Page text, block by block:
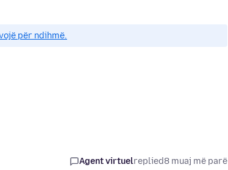
për ndihmë.
Agent virtuelreplied8 muaj më parë